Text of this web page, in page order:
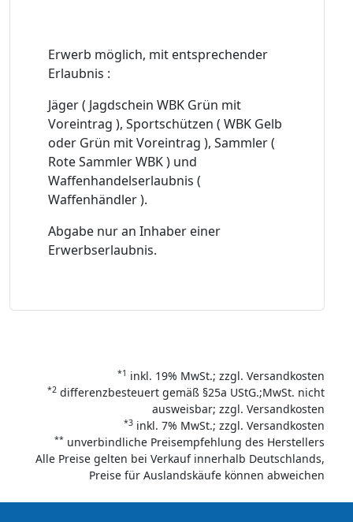
Erwerb möglich, mit entsprechender
Erlaubnis :
Jäger ( Jagdschein WBK Grün mit
Voreintrag ), Sportschützen ( WBK Gelb
oder Grün mit Voreintrag ), Sammler (
Rote Sammler WBK ) und
Waffenhandelserlaubnis (
Waffenhändler ).
Abgabe nur an Inhaber einer
Erwerbserlaubnis.
*1 inkl. 19% MwSt.; zzgl. Versandkosten
*2 differenzbesteuert gemäß §25a UStG.;MwSt. nicht
ausweisbar; zzgl. Versandkosten
*3 inkl. 7% MwSt.; zzgl. Versandkosten
** unverbindliche Preisempfehlung des Herstellers
Alle Preise gelten bei Verkauf innerhalb Deutschlands,
Preise für Auslandskäufe können abweichen